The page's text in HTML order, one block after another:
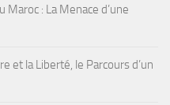
Maroc : La Menace d’une
et la Liberté, le Parcours d’un